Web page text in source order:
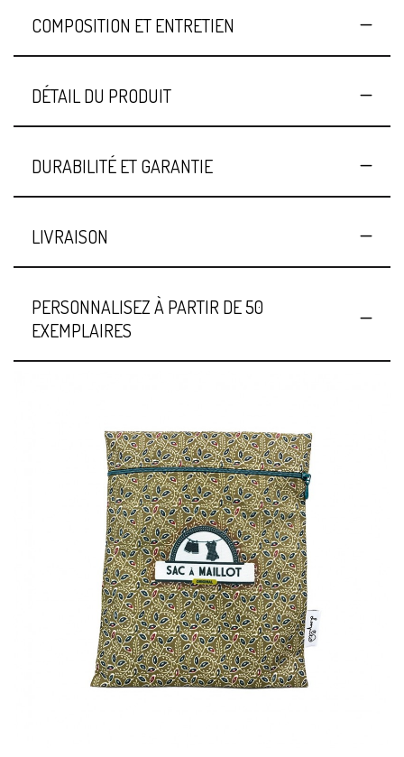
COMPOSITION ET ENTRETIEN
DÉTAIL DU PRODUIT
DURABILITÉ ET GARANTIE
LIVRAISON
PERSONNALISEZ À PARTIR DE 50
EXEMPLAIRES